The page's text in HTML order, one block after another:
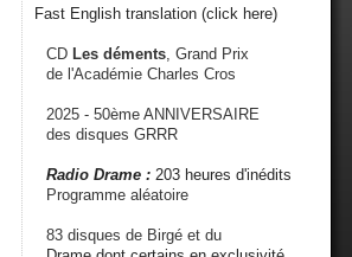
Fast English translation (click here)
CD Les déments , Grand Prix
de l'Académie Charles Cros
2025 - 50ème ANNIVERSAIRE
des disques GRRR
Radio Drame : 203 heures d'inédits
Programme aléatoire
83 disques de Birgé et du